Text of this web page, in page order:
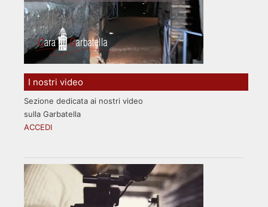
I nostri video
Sezione dedicata ai nostri video
sulla Garbatella
ACCEDI